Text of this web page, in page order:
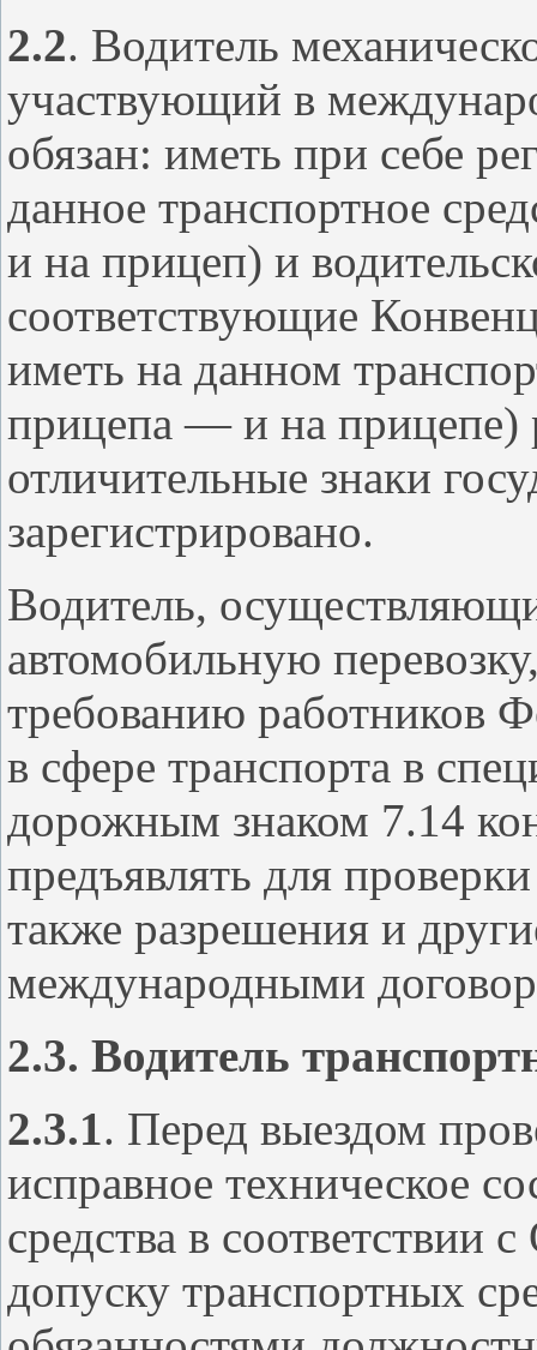
2.2. Водитель
участвующий в
обязан: иметь при себе
данное транспортное
и на прицеп) и
соответствующие
иметь на данном
прицепа — и на прицепе)
отличительные знаки
зарегистрировано.
Водитель,
автомобильную
требованию работников
в сфере транспорта в
дорожным знаком 7.14
предъявлять для
также разрешения и
международными
2.3. Водитель
2.3.1. Перед выездом
исправное техническое
средства в
допуску транспортных